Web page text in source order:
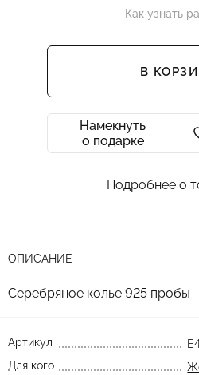
Как узнать
В
Намекнуть
о подарке
Подробнее о
ОПИСАНИЕ
Серебряное колье 925 пробы
Артикул
Для кого